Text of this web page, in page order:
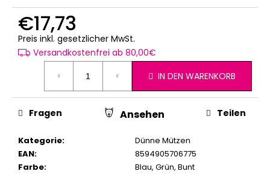
€17,73
Preis inkl. gesetzlicher MwSt.
Versandkostenfrei ab 80,00€
IN DEN WARENKORB
Kategorie:
Dünne Mützen
EAN:
8594905706775
Farbe: Blau, Grün, Bunt
Fragen Ansehen Teilen